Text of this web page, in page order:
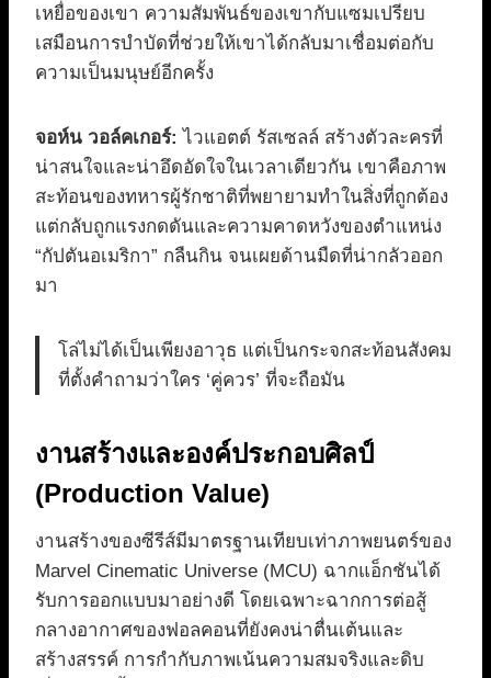
เหยื่อของเขา ความสัมพันธ์ของเขากับแซมเปรียบ
เสมือนการบำบัดที่ช่วยให้เขาได้กลับมาเชื่อมต่อกับ
ความเป็นมนุษย์อีกครั้ง
จอห์น วอล์คเกอร์: ไวแอตต์ รัสเซลล์ สร้างตัวละครที่
น่าสนใจและน่าอึดอัดใจในเวลาเดียวกัน เขาคือภาพ
สะท้อนของทหารผู้รักชาติที่พยายามทำในสิ่งที่ถูกต้อง
แต่กลับถูกแรงกดดันและความคาดหวังของตำแหน่ง
“กัปตันอเมริกา” กลืนกิน จนเผยด้านมืดที่น่ากลัวออก
มา
โล่ไม่ได้เป็นเพียงอาวุธ แต่เป็นกระจกสะท้อนสังคม
ที่ตั้งคำถามว่าใคร ‘คู่ควร’ ที่จะถือมัน
งานสร้างและองค์ประกอบศิลป์
(Production Value)
งานสร้างของซีรีส์มีมาตรฐานเทียบเท่าภาพยนตร์ของ
Marvel Cinematic Universe (MCU) ฉากแอ็กชันได้
รับการออกแบบมาอย่างดี โดยเฉพาะฉากการต่อสู้
กลางอากาศของฟอลคอนที่ยังคงน่าตื่นเต้นและ
สร้างสรรค์ การกำกับภาพเน้นความสมจริงและดิบ